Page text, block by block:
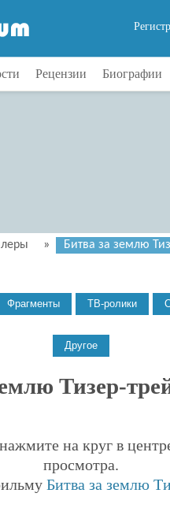
Рецензии Биографии
» Битва за землю
Тизер-
на круг в
просмотра.
Битва за землю